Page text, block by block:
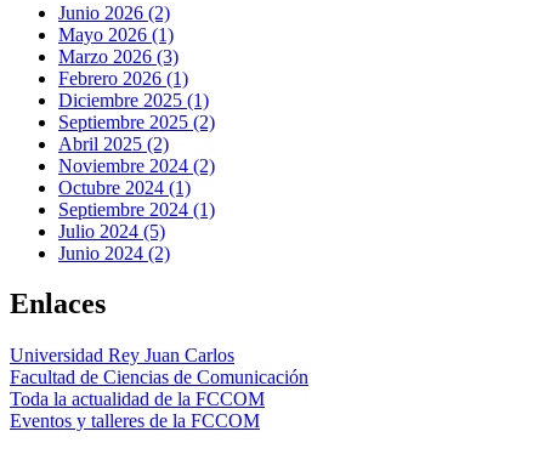
Junio 2026 (2)
Mayo 2026 (1)
Marzo 2026 (3)
Febrero 2026 (1)
Diciembre 2025 (1)
Septiembre 2025 (2)
Abril 2025 (2)
Noviembre 2024 (2)
Octubre 2024 (1)
Septiembre 2024 (1)
Julio 2024 (5)
Junio 2024 (2)
Enlaces
Universidad Rey Juan Carlos
Facultad de Ciencias de Comunicación
Toda la actualidad de la FCCOM
Eventos y talleres de la FCCOM